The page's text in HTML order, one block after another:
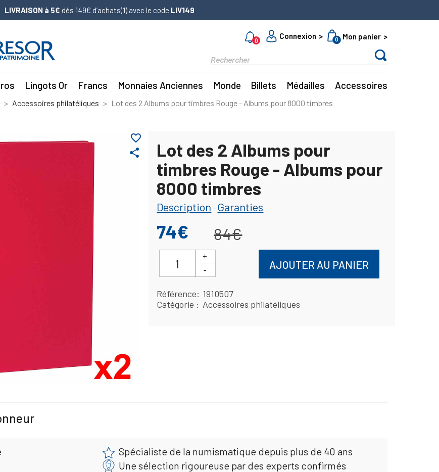
LIVRAISON à 5€ dès 149€ d’achats(1) avec le code LIV149
0
Connexion 0 Mon panier
Lingots Or Francs Monnaies Anciennes Monde Billets Médailles Accessoires
Accessoires philatéliques Lot des 2 Albums pour timbres Rouge - Albums pour 8000 timbres
share
favorite_border
Lot des 2 Albums pour
timbres Rouge - Albums pour
8000 timbres
Description - Garanties
74€ 84€
AJOUTER AU PANIER
Référence
1910507
Catégorie
Accessoires philatéliques
Spécialiste de la numismatique depuis plus de 40 ans
Une sélection rigoureuse par des experts confirmés